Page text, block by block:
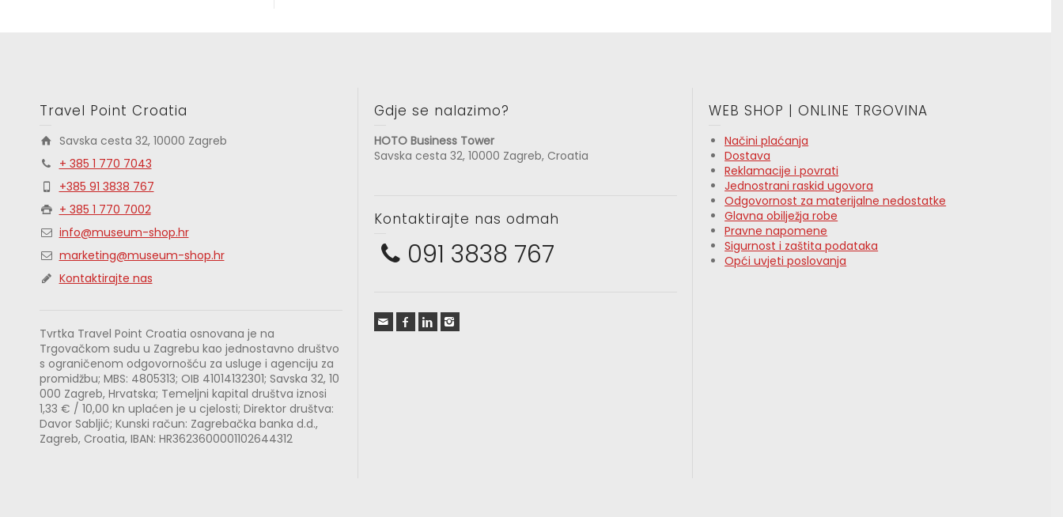
Travel Point Croatia
Savska cesta 32, 10000 Zagreb
+ 385 1 770 7043
+385 91 3838 767
+ 385 1 770 7002
info@museum-shop.hr
marketing@museum-shop.hr
Kontaktirajte nas
Tvrtka Travel Point Croatia osnovana je na
Trgovačkom sudu u Zagrebu kao jednostavno društvo
s ograničenom odgovornošću za usluge i agenciju za
promidžbu; MBS: 4805313; OIB 41014132301; Savska 32, 10
000 Zagreb, Hrvatska; Temeljni kapital društva iznosi
1,33 € / 10,00 kn uplaćen je u cjelosti; Direktor društva:
Davor Sabljić; Kunski račun: Zagrebačka banka d.d.,
Zagreb, Croatia, IBAN: HR3623600001102644312
Gdje se nalazimo?
HOTO Business Tower
Savska cesta 32, 10000 Zagreb, Croatia
Kontaktirajte nas odmah
091 3838 767
WEB SHOP | ONLINE TRGOVINA
Načini plaćanja
Dostava
Reklamacije i povrati
Jednostrani raskid ugovora
Odgovornost za materijalne nedostatke
Glavna obilježja robe
Pravne napomene
Sigurnost i zaštita podataka
Opći uvjeti poslovanja